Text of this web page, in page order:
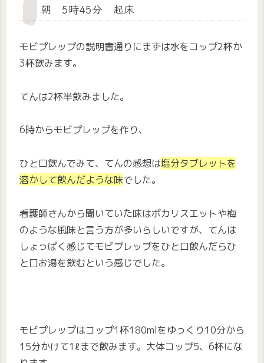
朝 5時45分 起床
モビプレップの説明書通りにまずは水をコップ2杯か
3杯飲みます。
てんは2杯半飲みました。
6時からモビプレップを作り、
ひと口飲んでみて、てんの感想は塩分タブレットを
溶かして飲んだような味でした。
看護師さんから聞いていた味はポカリスエットや梅
のような風味と言う方が多いらしいですが、てんは
しょっぱく感じてモビプレップをひと口飲んだらひ
と口お湯を飲むという感じでした。
モビプレップはコップ1杯180mlをゆっくり10分から
15分かけて1ℓまで飲みます。大体コップ5、6杯にな